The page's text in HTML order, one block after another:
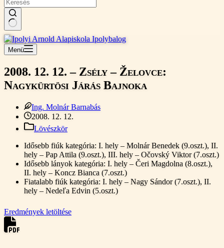
Nincs
találat
Menü
2008. 12. 12. – Zsély – Želovce:
Nagykürtösi Járás Bajnoka
Ing. Molnár Barnabás
2008. 12. 12.
Lövészkör
Idősebb fiúk kategória: I. hely – Molnár Benedek (9.oszt.), II.
hely – Pap Attila (9.oszt.), III. hely – Očovský Viktor (7.oszt.)
Idősebb lányok kategória: I. hely – Čeri Magdolna (8.oszt.),
II. hely – Koncz Bianca (7.oszt.)
Fiatalabb fiúk kategória: I. hely – Nagy Sándor (7.oszt.), II.
hely – Nedeľa Edvin (5.oszt.)
Eredmények letöltése